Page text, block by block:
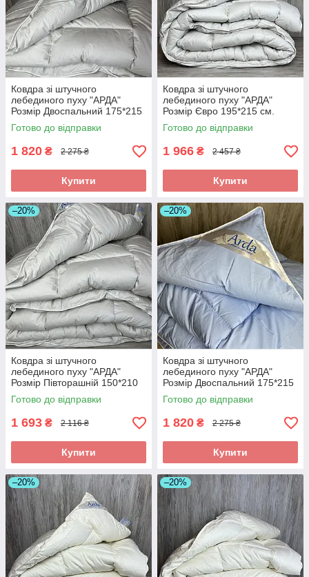
Ковдра зі штучного
лебединого пуху "АРДА"
Розмір Двоспальний 175*215
см. Зимова тепла ковдра
Готово до відправки
1 820 ₴ 2 275 ₴
Купити
Ковдра зі штучного
лебединого пуху "АРДА"
Розмір Євро 195*215 см.
Зимова тепла ковдра
Готово до відправки
1 966 ₴ 2 457 ₴
Купити
–20%
Ковдра зі штучного
лебединого пуху "АРДА"
Розмір Півторашній 150*210
см. Зимова тепла ковдра
Готово до відправки
1 693 ₴ 2 116 ₴
Купити
–20%
Ковдра зі штучного
лебединого пуху "АРДА"
Розмір Двоспальний 175*215
см. Зимова тепла ковдра
Готово до відправки
1 820 ₴ 2 275 ₴
Купити
–20% –20%